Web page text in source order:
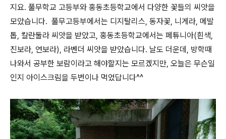
지요. 풀무학교 고등부와 홍동초등학교에서 다양한 꽃들의 씨앗을
모았습니다. 풀무고등부에서는 디지탈리스, 동자꽃, 니게라, 메발
톱, 칼란둘라 씨앗을 받았고, 홍동초등학교에서는 페튜니아(흰색,
진보라, 연보라), 라벤더 씨앗을 받았습니다. 날도 더운데, 방학때
나와서 공부한 보람이라고 해야할지는 모르겠지만, 오늘은 무슨일
인지 아이스크림을 두번이나 먹었답니다^^